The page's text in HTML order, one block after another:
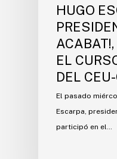
HUGO
EL
DEL
El pasado
Escarpa,
participó en el…